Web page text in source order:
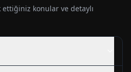
ettiğiniz konular ve detaylı